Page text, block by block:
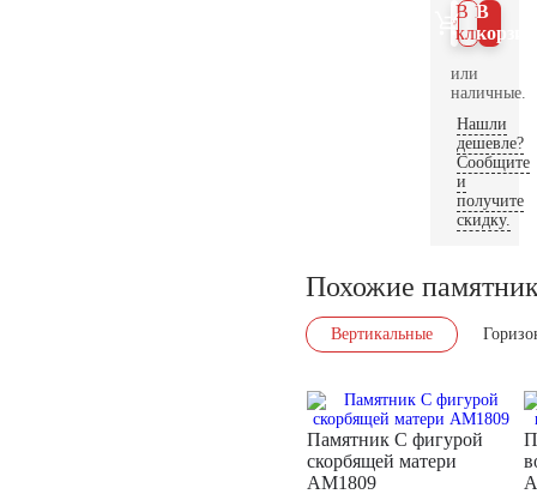
В
В 1
клик
или
наличные.
Нашли
дешевле?
Сообщите
и
получите
скидку.
Похожие
Вертикальные
Памятник С фигурой
скорбящей матери
AM1809